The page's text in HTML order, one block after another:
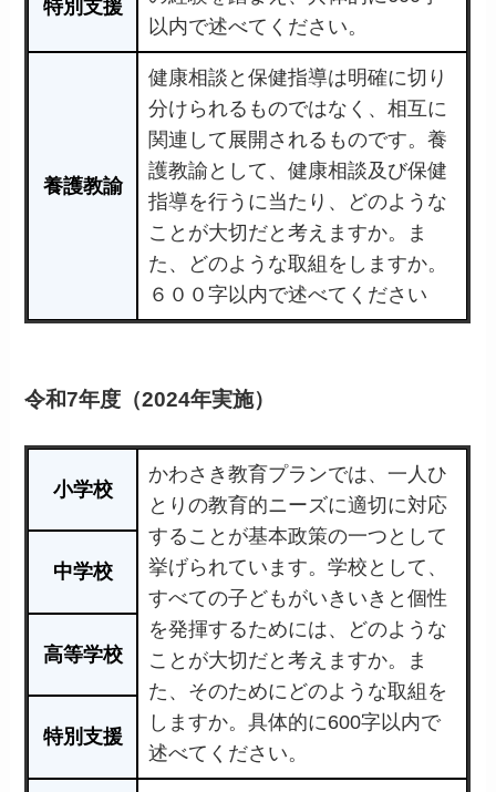
以内で述べてください。
特別支援
養護教諭
健康相談と保健指導は明確に切り
分けられるものではなく、相互に
関連して展開されるものです。養
護教諭として、健康相談及び保健
指導を行うに当たり、どのような
ことが大切だと考えますか。ま
た、どのような取組をしますか。
６００字以内で述べてください
令和7年度（2024年実施）
小学校
かわさき教育プランでは、一人ひ
とりの教育的ニーズに適切に対応
することが基本政策の一つとして
挙げられています。学校として、
すべての子どもがいきいきと個性
を発揮するためには、どのような
ことが大切だと考えますか。ま
た、そのためにどのような取組を
しますか。具体的に600字以内で
述べてください。
中学校
高等学校
特別支援